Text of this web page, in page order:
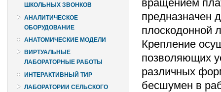
ШКОЛЬНЫХ ЗВОНКОВ
АНАЛИТИЧЕСКОЕ
ОБОРУДОВАНИЕ
АНАТОМИЧЕСКИЕ МОДЕЛИ
ВИРТУАЛЬНЫЕ
ЛАБОРАТОРНЫЕ РАБОТЫ
ИНТЕРАКТИВНЫЙ ТИР
ЛАБОРАТОРИИ СЕЛЬСКОГО
вращением
предназначен
плоскодонной
Крепление
позволяющих
различных
бесшумен в